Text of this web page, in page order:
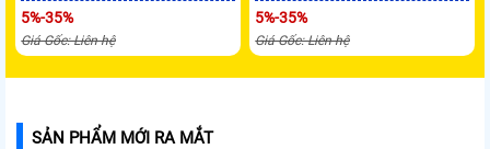
5%-35%
Giá Gốc: Liên hệ
5%-35%
Giá Gốc: Liên hệ
SẢN PHẨM MỚI RA MẮT